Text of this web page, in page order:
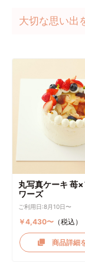
大切な思い出
丸写真ケーキ 苺
ワーズ
ご利用日:8月10日〜
￥4,430〜（税込）
商品詳細